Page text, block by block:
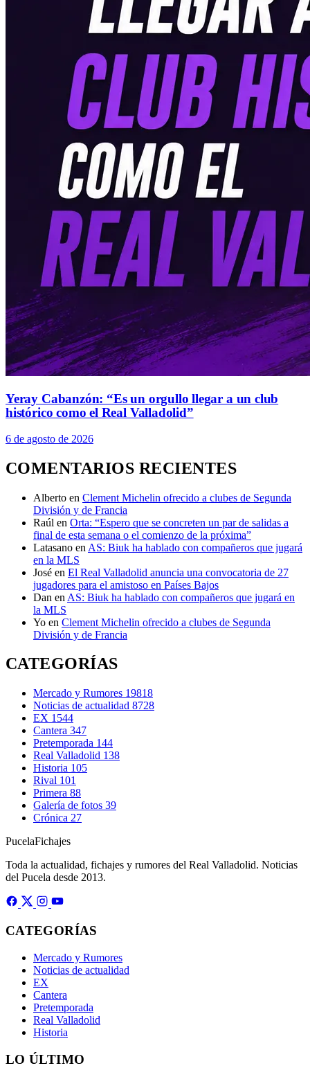
Yeray Cabanzón: “Es un orgullo llegar a un club
histórico como el Real Valladolid”
6 de agosto de 2026
COMENTARIOS RECIENTES
Alberto en Clement Michelin ofrecido a clubes de Segunda
División y de Francia
Raúl en Orta: “Espero que se concreten un par de salidas a
final de esta semana o el comienzo de la próxima”
Latasano en AS: Biuk ha hablado con compañeros que jugará
en la MLS
José en El Real Valladolid anuncia una convocatoria de 27
jugadores para el amistoso en Países Bajos
Dan en AS: Biuk ha hablado con compañeros que jugará en
la MLS
Yo en Clement Michelin ofrecido a clubes de Segunda
División y de Francia
CATEGORÍAS
Mercado y Rumores 19818
Noticias de actualidad 8728
EX 1544
Cantera 347
Pretemporada 144
Real Valladolid 138
Historia 105
Rival 101
Primera 88
Galería de fotos 39
Crónica 27
PucelaFichajes
Toda la actualidad, fichajes y rumores del Real Valladolid. Noticias
del Pucela desde 2013.
CATEGORÍAS
Mercado y Rumores
Noticias de actualidad
EX
Cantera
Pretemporada
Real Valladolid
Historia
LO ÚLTIMO